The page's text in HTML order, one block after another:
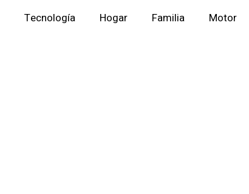
Tecnología Hogar Familia Motor